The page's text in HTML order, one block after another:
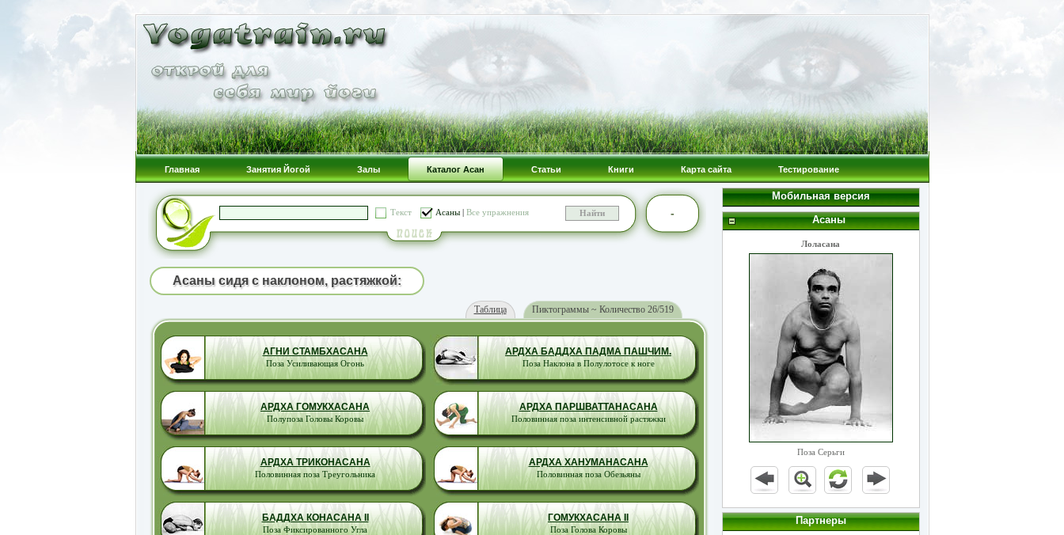
Главная Занятия Йогой Залы Каталог Асан Статьи Книги Карта сайта Тестирование
Текст Асаны| Все упражнения -
Асаны сидя с наклоном, растяжкой:
Пиктограммы ~ Количество 26/519
Таблица
АГНИ СТАМБХАСАНА
Поза Усиливающая Огонь
АРДХА БАДДХА ПАДМА ПАШЧИМ.
Поза Наклона в Полулотосе к ноге
АРДХА ГОМУКХАСАНА
Полупоза Головы Коровы
АРДХА ПАРШВАТТАНАСАНА
Половинная поза интенсивной растяжки
АРДХА ТРИКОНАСАНА
Половинная поза Треугольника
АРДХА ХАНУМАНАСАНА
Половинная поза Обезьяны
БАДДХА КОНАСАНА II
Поза Фиксированного Угла
ГОМУКХАСАНА II
Поза Голова Коровы
Мобильная версия
Асаны
Лоласана
Поза Серьги
Партнеры